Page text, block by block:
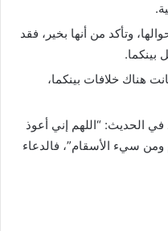
وتأكد من أنها بخير، فقد
بينكما.
هناك خلافات بينكما،
في الحديث: “اللهم إني أعوذ
سيء الأسقام”، فالدعاء